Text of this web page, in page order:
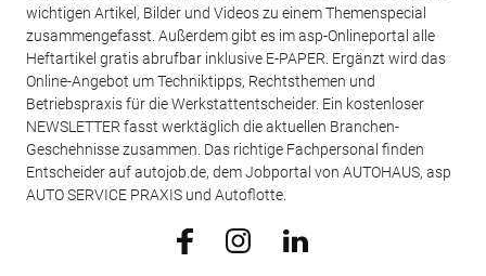
wichtigen Artikel, Bilder und Videos zu einem Themenspecial
zusammengefasst. Außerdem gibt es im asp-Onlineportal alle
Heftartikel gratis abrufbar inklusive E-PAPER. Ergänzt wird das
Online-Angebot um Techniktipps, Rechtsthemen und
Betriebspraxis für die Werkstattentscheider. Ein kostenloser
NEWSLETTER fasst werktäglich die aktuellen Branchen-
Geschehnisse zusammen. Das richtige Fachpersonal finden
Entscheider auf autojob.de, dem Jobportal von AUTOHAUS, asp
AUTO SERVICE PRAXIS und Autoflotte.